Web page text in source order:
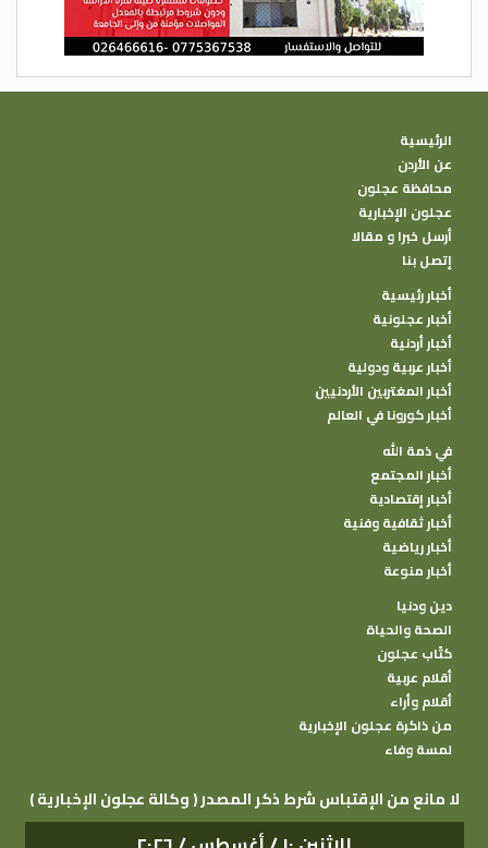
الرئيسية
عن الأردن
محافظة عجلون
عجلون الإخبارية
أرسل خبرا و مقالا
إتصل بنا
أخبار رئيسية
أخبار عجلونية
أخبار أردنية
أخبار عربية ودولية
أخبار المغتربين الأردنيين
أخبار كورونا في العالم
في ذمة الله
أخبار المجتمع
أخبار إقتصادية
أخبار ثقافية وفنية
أخبار رياضية
أخبار منوعة
دين ودنيا
الصحة والحياة
كتًاب عجلون
أقلام عربية
أقلام وأراء
من ذاكرة عجلون الإخبارية
لمسة وفاء
( وكالة عجلون الإخبارية ) لا مانع من الإقتباس شرط ذكر المصدر